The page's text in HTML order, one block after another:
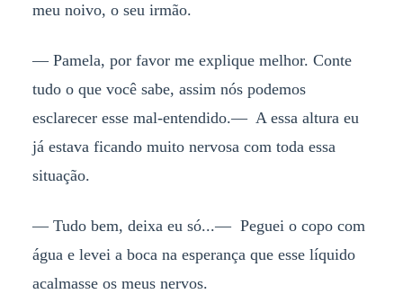
meu noivo, o seu irmão.
— Pamela, por favor me explique melhor. Conte
tudo o que você sabe, assim nós podemos
esclarecer esse mal-entendido.— A essa altura eu
já estava ficando muito nervosa com toda essa
situação.
— Tudo bem, deixa eu só...— Peguei o copo com
água e levei a boca na esperança que esse líquido
acalmasse os meus nervos.